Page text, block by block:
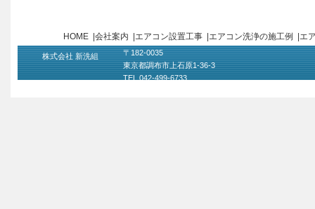
HOME 会社案内 エアコン設置工事 エアコン洗浄の施工例 エ
株式会社 新洗組
〒182-0035
東京都調布市上石原1-36-3
TEL 042-499-6733